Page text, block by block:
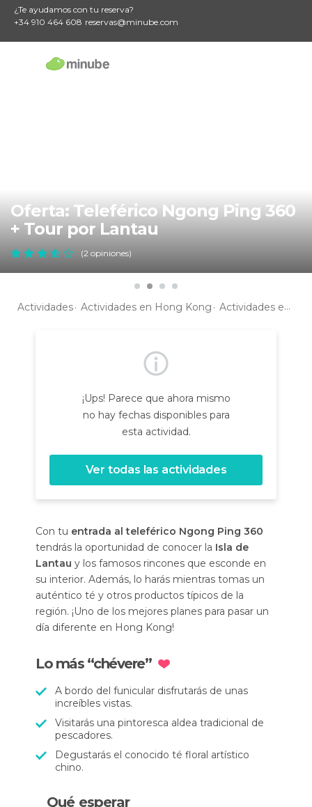
¿Te ayudamos con tu reserva?
+34 910 464 608 reservas@minube.com
Oferta: Teleférico Ngong Ping 360
+ Tour por Lantau
(2 opiniones)
Actividades Actividades en Hong Kong Actividades en Chek Lap Kok
¡Ups! Parece que ahora mismo
no hay fechas disponibles para
esta actividad.
Ver todas las actividades
Con tu entrada al teleférico Ngong Ping 360
tendrás la oportunidad de conocer la Isla de
Lantau y los famosos rincones que esconde en
su interior. Además, lo harás mientras tomas un
auténtico té y otros productos típicos de la
región. ¡Uno de los mejores planes para pasar un
día diferente en Hong Kong!
Lo más “chévere”
A bordo del funicular disfrutarás de unas
increíbles vistas.
Visitarás una pintoresca aldea tradicional de
pescadores.
Degustarás el conocido té floral artístico
chino.
Qué esperar